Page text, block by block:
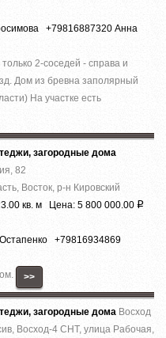
+79816887320 Анна
2-соседей - справа и
Дом из бревна заполярный
На участке есть
загородные дома
82
Восток, р-н Кировский
кв. м Цена: 5 800 000.00 Р
+79816934869
>>
загородные дома Восход
Восход-4 СНТ, улица Рабочая,